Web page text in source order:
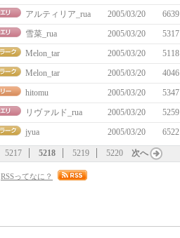
アルティリア_rua 2005/03/20
6639
雪菜_rua 2005/03/20
5317
Melon_tar 2005/03/20
5118
Melon_tar 2005/03/20
4046
hitomu 2005/03/20
5347
リヴァルド_rua 2005/03/20
5259
jyua 2005/03/20 6522
5217 5218 5219 5220 次へ
RSSってなに？